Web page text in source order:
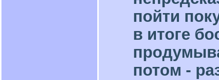
пойти
в итоге
потом -